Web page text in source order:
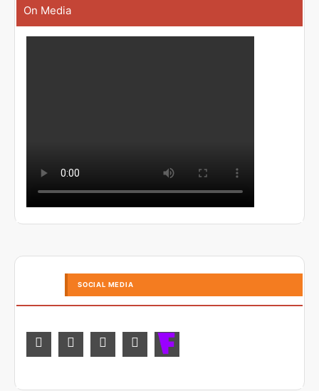
On Media
SOCIAL MEDIA